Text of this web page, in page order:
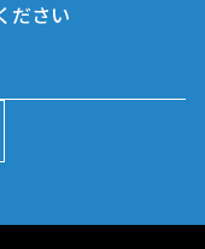
ださい